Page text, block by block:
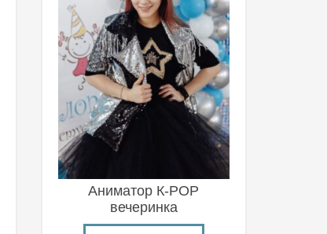
Аниматор К-POP
вечеринка